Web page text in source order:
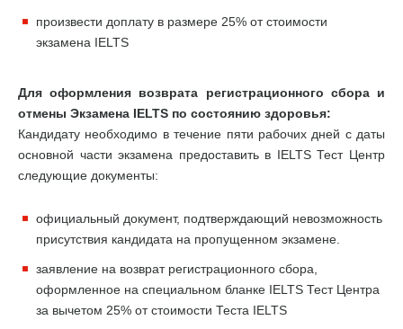
произвести доплату в размере 25% от стоимости
экзамена IELTS
Для оформления возврата регистрационного сбора и
отмены Экзамена IELTS по состоянию здоровья:
Кандидату необходимо в течение пяти рабочих дней с даты
основной части экзамена предоставить в IELTS Тест Центр
следующие документы:
официальный документ, подтверждающий невозможность
присутствия кандидата на пропущенном экзамене.
заявление на возврат регистрационного сбора,
оформленное на специальном бланке IELTS Тест Центра
за вычетом 25% от стоимости Теста IELTS